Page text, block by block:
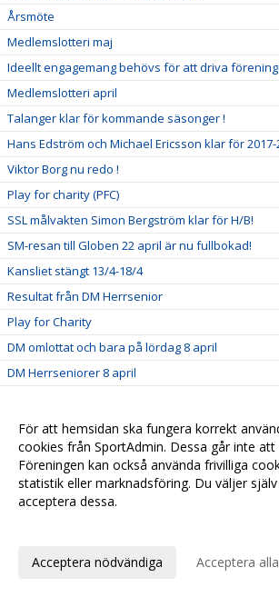
Årsmöte
Medlemslotteri maj
Ideellt engagemang behövs för att driva
Medlemslotteri april
Talanger klar för kommande säsonger !
Hans Edström och Michael Ericsson klar för 2017-
Viktor Borg nu redo !
Play for charity (PFC)
SSL målvakten Simon Bergström klar för H/B!
SM-resan till Globen 22 april är nu fullbokad!
Kansliet stängt 13/4-18/4
Resultat från DM Herrsenior
Play for Charity
DM omlottat och bara på lördag 8 april
DM Herrseniorer 8 april
Viktor Jansson fullföljer kontraktet.
Alexander Hallvars Persson klar för 2017/2018
SM-final!
Medlemslotteri mars
Jesper Wiklund kör vidare.
För att hemsidan ska fungera korrekt
cookies från SportAdmin. Dessa går inte att
Föreningen kan också använda frivilliga
statistik eller marknadsföring. Du väljer
acceptera dessa.
Acceptera nödvändiga Acceptera alla